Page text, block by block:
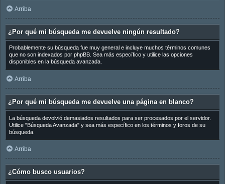
Arriba
¿Por qué mi búsqueda me devuelve ningún resultado?
Probablemente su búsqueda fue muy general e incluye muchos términos comunes
que no son indexados por phpBB. Sea más específico y utilice las opciones
disponibles en la búsqueda avanzada.
Arriba
¿Por qué mi búsqueda me devuelve una página en blanco?
La búsqueda devolvió demasiados resultados para ser procesados por el servidor.
Utilice "Búsqueda Avanzada" y sea más específico en los términos y foros de su
búsqueda.
Arriba
¿Cómo busco usuarios?